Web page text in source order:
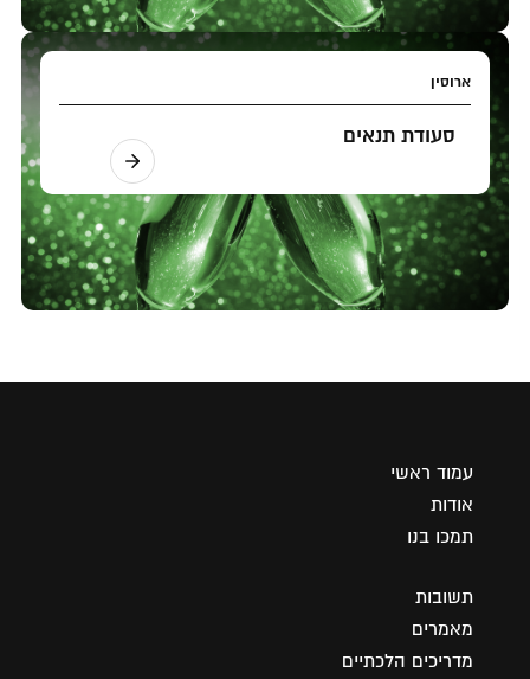
ארוסין
סעודת תנאים
עמוד ראשי
אודות
תמכו בנו
תשובות
מאמרים
מדריכים הלכתיים